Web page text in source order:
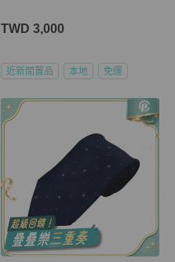
TWD 3,000
近新閒置品 本地 免運